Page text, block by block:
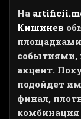
На
Кишинев
событиями,
акцент.
подойдет
финал,